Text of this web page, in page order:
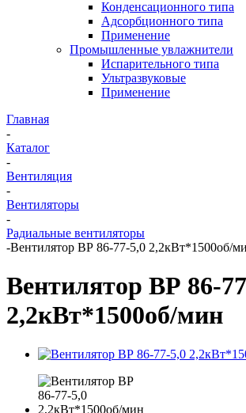
Конденсационного типа
Адсорбционного типа
Применение
Промышленные увлажнители
Испарительного типа
Ультразвуковые
Применение
Главная
-
Каталог
-
Вентиляция
-
Вентиляторы
-
Радиальные вентиляторы
-Вентилятор ВР 86-77-5,0 2,2кВт*1500об/
Вентилятор ВР 86-
2,2кВт*1500об/мин